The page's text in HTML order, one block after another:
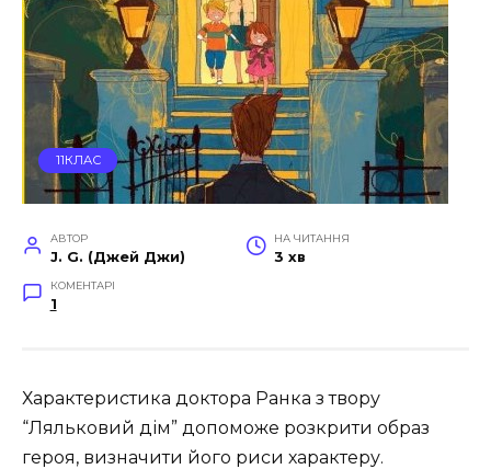
11КЛАС
АВТОР
J. G. (Джей Джи)
НА ЧИТАННЯ
3 хв
КОМЕНТАРІ
1
Характеристика доктора Ранка з твору
“Ляльковий дім” допоможе розкрити образ
героя, визначити його риси характеру.